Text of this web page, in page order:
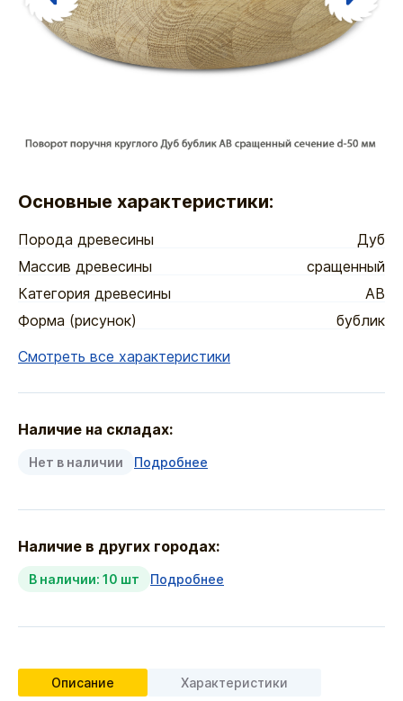
Основные характеристики:
Порода древесины
Дуб
Массив древесины
сращенный
Категория древесины
АВ
Форма (рисунок)
бублик
Смотреть все характеристики
Наличие на складах:
Нет в наличии Подробнее
Наличие в других городах:
В наличии: 10 шт Подробнее
Описание Характеристики